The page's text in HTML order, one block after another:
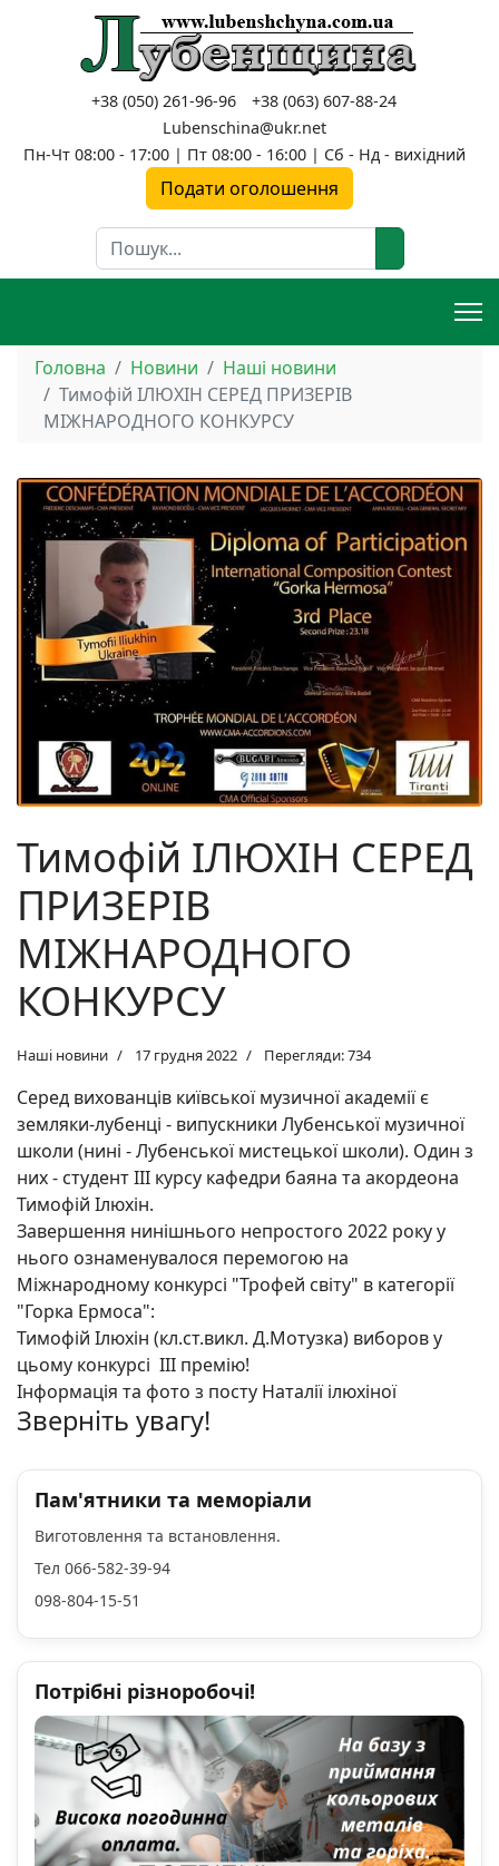
+38 (050) 261-96-96
+38 (063) 607-88-24
Lubenschina@ukr.net
Пн-Чт 08:00 - 17:00 | Пт 08:00 - 16:00 | Сб - Нд - вихідний
Подати оголошення
Пошук
Головна Новини
Наші новини
Тимофій ІЛЮХІН СЕРЕД ПРИЗЕРІВ
МІЖНАРОДНОГО КОНКУРСУ
Тимофій ІЛЮХІН СЕРЕД
ПРИЗЕРІВ
МІЖНАРОДНОГО
КОНКУРСУ
Наші новини 17 грудня 2022 Перегляди: 734
Серед вихованців київської музичної академії є
земляки-лубенці - випускники Лубенської музичної
школи (нині - Лубенської мистецької школи). Один з
них - студент ІІІ курсу кафедри баяна та акордеона
Тимофій Ілюхін.
Завершення нинішнього непростого 2022 року у
нього ознаменувалося перемогою на
Міжнародному конкурсі "Трофей світу" в категорії
"Горка Ермоса":
Тимофій Ілюхін (кл.ст.викл. Д.Мотузка) виборов у
цьому конкурсі ІІІ премію!
Інформація та фото з посту Наталії ілюхіної
Зверніть увагу!
Пам'ятники та меморіали
Виготовлення та встановлення.
Тел 066-582-39-94
098-804-15-51
Потрібні різноробочі!